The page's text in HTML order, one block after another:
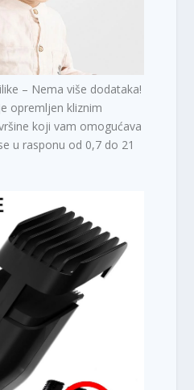
– Nema više dodataka!
opremljen kliznim
koji vam omogućava
u rasponu od 0,7 do 21